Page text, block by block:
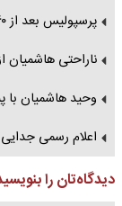
پرسپولیس بعد از ۶۰ روز برد/ خداحافظی شاد هاشمیان؟
ناراحتی هاشمیان
وحید هاشمیان با
اعلام رسمی
دیدگاه‌تان را